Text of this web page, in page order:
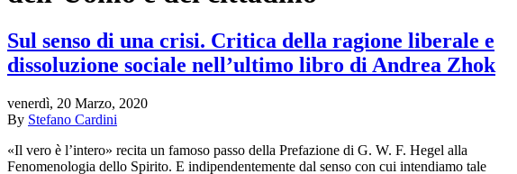
Sul senso di una crisi. Critica della ragione liberale e
dissoluzione sociale nell’ultimo libro di Andrea Zhok
venerdì, 20 Marzo, 2020
By Stefano Cardini
«Il vero è l’intero» recita un famoso passo della Prefazione di G. W. F. Hegel alla
Fenomenologia dello Spirito. E indipendentemente dal senso con cui intendiamo tale